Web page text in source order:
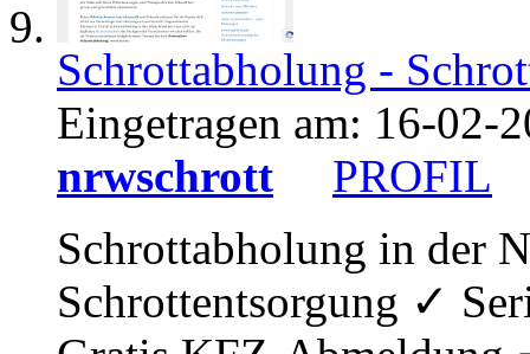
Schrottabholung -
Eingetragen am: 16-02-
nrwschrott
PROFIL
Schrottabholung in der
Schrottentsorgung ✓